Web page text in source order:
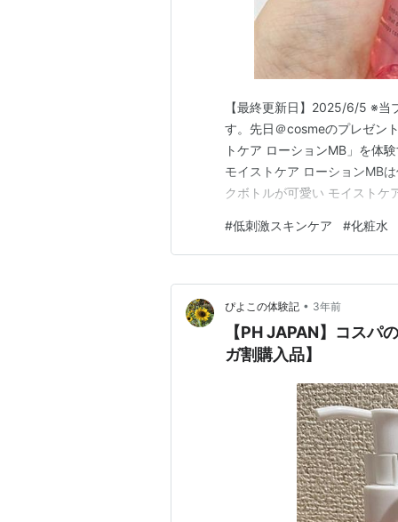
【最終更新日】2025/6/5 ※当
す。先日＠cosmeのプレゼン
トケア ローションMB」を体
モイストケア ローションMB
クボトルが可愛い モイストケ
てリピしやすい モイストケ
刺激設…
#低刺激スキンケア #化粧水
ぴよこの体験記 • 3年前
【PH JAPAN】コスパ
ガ割購入品】